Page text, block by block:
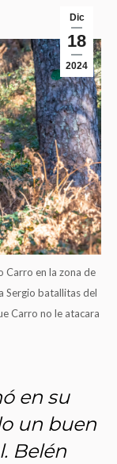
Dic
18
2024
Carro en la zona de
Sergio batallitas del
Carro no le atacara
en su
un buen
Belén